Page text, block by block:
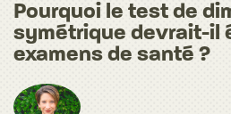
Pourquoi le test de
symétrique devrait-il
examens de santé ?